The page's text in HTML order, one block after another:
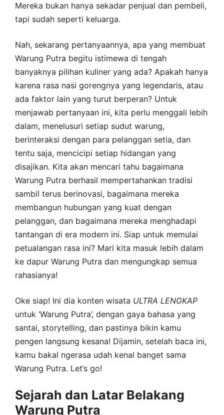
Mereka bukan hanya sekadar penjual dan pembeli,
tapi sudah seperti keluarga.
Nah, sekarang pertanyaannya, apa yang membuat
Warung Putra begitu istimewa di tengah
banyaknya pilihan kuliner yang ada? Apakah hanya
karena rasa nasi gorengnya yang legendaris, atau
ada faktor lain yang turut berperan? Untuk
menjawab pertanyaan ini, kita perlu menggali lebih
dalam, menelusuri setiap sudut warung,
berinteraksi dengan para pelanggan setia, dan
tentu saja, mencicipi setiap hidangan yang
disajikan. Kita akan mencari tahu bagaimana
Warung Putra berhasil mempertahankan tradisi
sambil terus berinovasi, bagaimana mereka
membangun hubungan yang kuat dengan
pelanggan, dan bagaimana mereka menghadapi
tantangan di era modern ini. Siap untuk memulai
petualangan rasa ini? Mari kita masuk lebih dalam
ke dapur Warung Putra dan mengungkap semua
rahasianya!
Oke siap! Ini dia konten wisata ULTRA LENGKAP
untuk ‘Warung Putra’, dengan gaya bahasa yang
santai, storytelling, dan pastinya bikin kamu
pengen langsung kesana! Dijamin, setelah baca ini,
kamu bakal ngerasa udah kenal banget sama
Warung Putra. Let’s go!
Sejarah dan Latar Belakang
Warung Putra